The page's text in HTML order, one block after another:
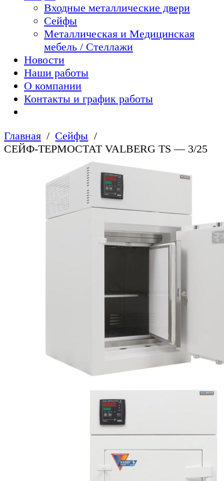
Входные металлические двери
Сейфы
Металлическая и Медицинская
мебель / Стеллажи
Новости
Наши работы
О компании
Контакты и график работы
Главная
Сейфы
СЕЙФ-ТЕРМОСТАТ VALBERG TS — 3/25